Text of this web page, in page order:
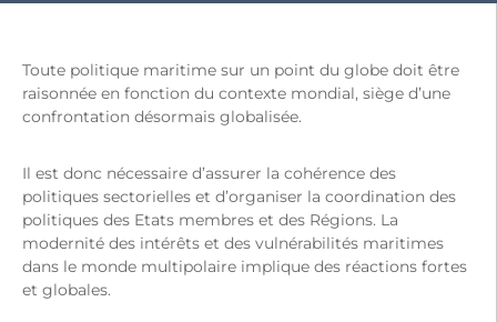
Toute politique maritime sur un point du globe doit être
raisonnée en fonction du contexte mondial, siège d’une
confrontation désormais globalisée.
Il est donc nécessaire d’assurer la cohérence des
politiques sectorielles et d’organiser la coordination des
politiques des Etats membres et des Régions. La
modernité des intérêts et des vulnérabilités maritimes
dans le monde multipolaire implique des réactions fortes
et globales.